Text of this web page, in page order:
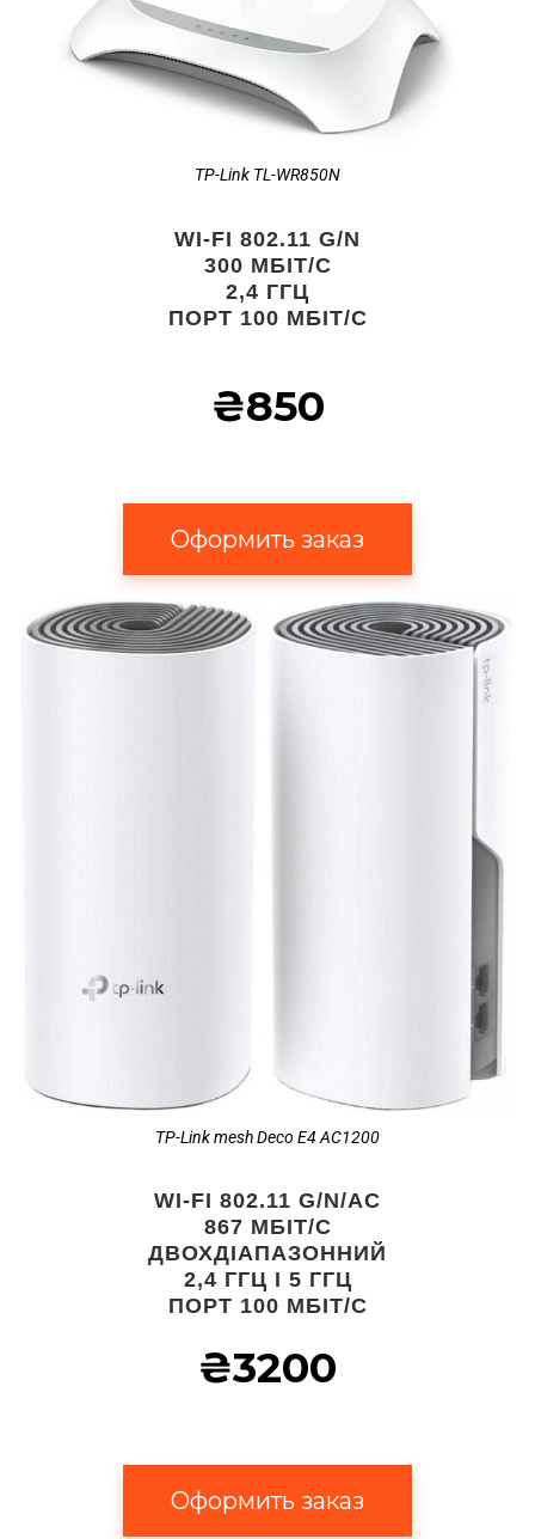
TP-Link TL-WR850N
WI-FI 802.11 G/N
300 МБІТ/С
2,4 ГГЦ
ПОРТ 100 МБІТ/С
₴850
Оформить заказ
TP-Link mesh Deco E4 AC1200
WI-FI 802.11 G/N/AC
867 МБІТ/С
ДВОХДІАПАЗОННИЙ
2,4 ГГЦ І 5 ГГЦ
ПОРТ 100 МБІТ/С
₴3200
Оформить заказ